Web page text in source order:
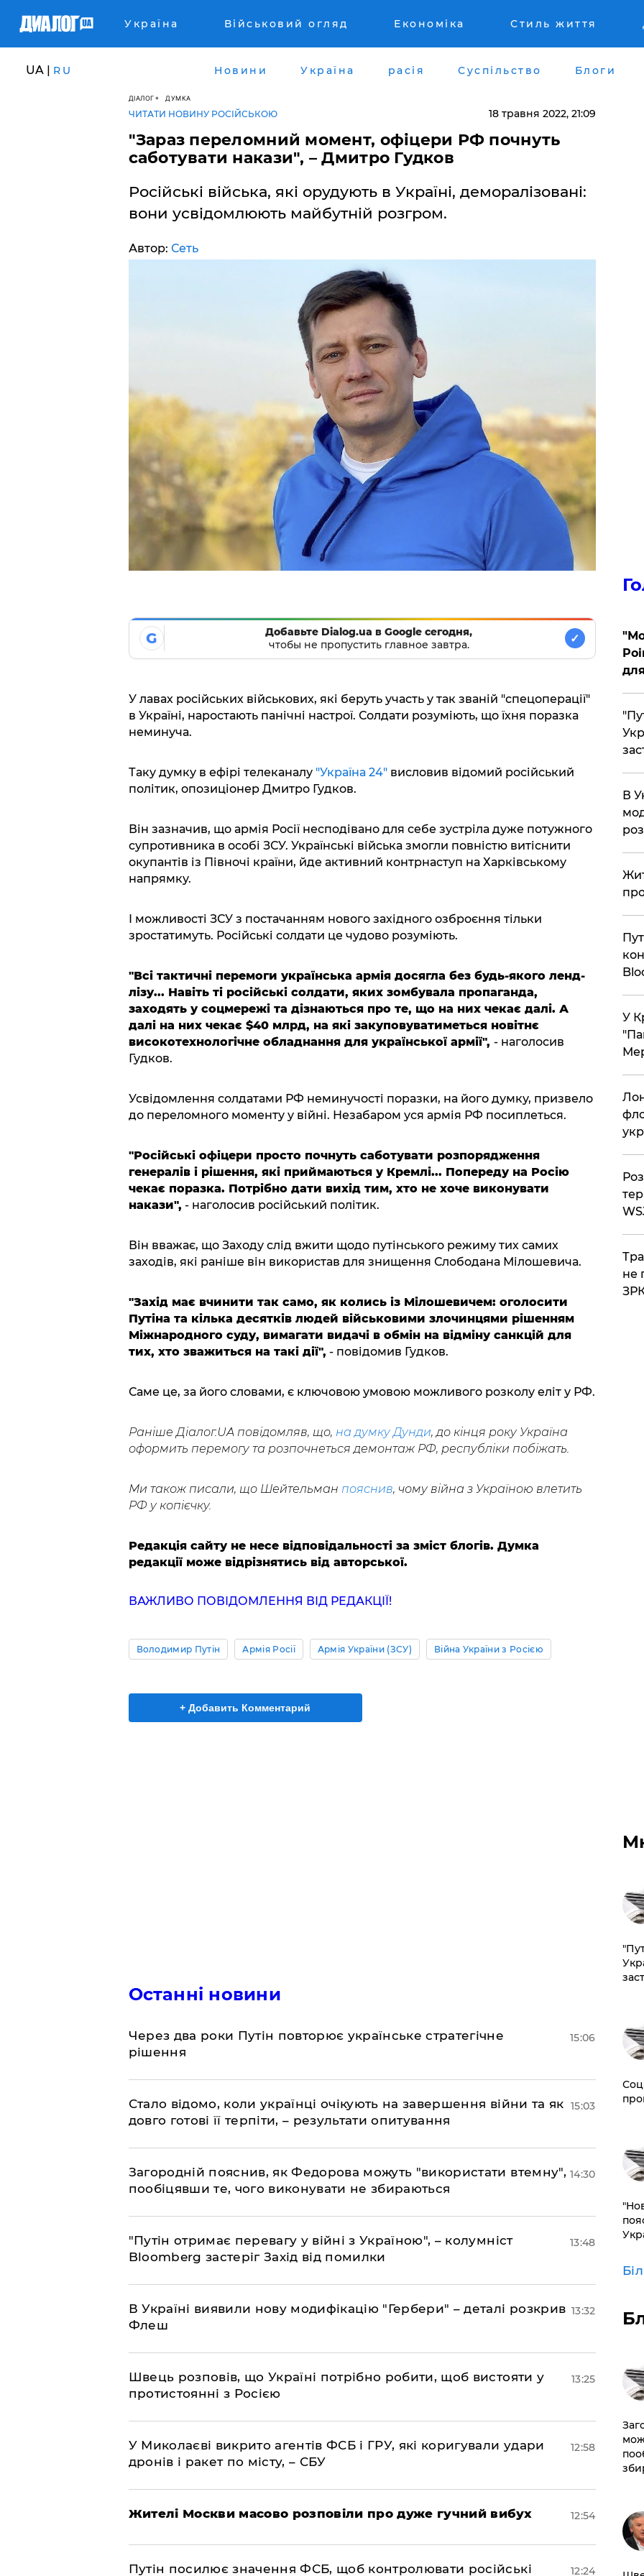
Україна Військовий огляд Економіка Стиль життя
UA | RU Новини Україна расія Суспільство Блоги
ДІАЛОГ ДУМКА
ЧИТАТИ НОВИНУ РОСІЙСЬКОЮ 18 травня 2022, 21:09
"Зараз переломний момент, офіцери РФ почнуть
саботувати накази", – Дмитро Гудков
Російські війська, які орудують в Україні, деморалізовані:
вони усвідомлюють майбутній розгром.
Автор: Сеть
G
Добавьте Dialog.ua в Google сегодня,
чтобы не пропустить главное завтра.
✓
У лавах російських військових, які беруть участь у так званій "спецоперації"
в Україні, наростають панічні настрої. Солдати розуміють, що їхня поразка
неминуча.
Таку думку в ефірі телеканалу "Україна 24"висловив відомий російський
політик, опозиціонер Дмитро Гудков.
Він зазначив, що армія Росії несподівано для себе зустріла дуже потужного
супротивника в особі ЗСУ. Українські війська змогли повністю витіснити
окупантів із Півночі країни, йде активний контрнаступ на Харківському
напрямку.
І можливості ЗСУ з постачанням нового західного озброєння тільки
зростатимуть. Російські солдати це чудово розуміють.
"Всі тактичні перемоги українська армія досягла без будь-якого ленд-
лізу... Навіть ті російські солдати, яких зомбувала пропаганда,
заходять у соцмережі та дізнаються про те, що на них чекає далі. А
далі на них чекає $40 млрд, на які закуповуватиметься новітнє
високотехнологічне обладнання для української армії", - наголосив
Гудков.
Усвідомлення солдатами РФ неминучості поразки, на його думку, призвело
до переломного моменту у війні. Незабаром уся армія РФ посиплеться.
"Російські офіцери просто почнуть саботувати розпорядження
генералів і рішення, які приймаються у Кремлі... Попереду на Росію
чекає поразка. Потрібно дати вихід тим, хто не хоче виконувати
накази", - наголосив російський політик.
Він вважає, що Заходу слід вжити щодо путінського режиму тих самих
заходів, які раніше він використав для знищення Слободана Мілошевича.
"Захід має вчинити так само, як колись із Мілошевичем: оголосити
Путіна та кілька десятків людей військовими злочинцями рішенням
Міжнародного суду, вимагати видачі в обмін на відміну санкцій для
тих, хто зважиться на такі дії", - повідомив Гудков.
Саме це, за його словами, є ключовою умовою можливого розколу еліт у РФ.
Раніше Діалог.UA повідомляв, що, на думку Дунди, до кінця року Україна
оформить перемогу та розпочнеться демонтаж РФ, республіки побіжать.
Ми також писали, що Шейтельман пояснив, чому війна з Україною влетить
РФ у копієчку.
Редакція сайту не несе відповідальності за зміст блогів. Думка
редакції може відрізнятись від авторської.
ВАЖЛИВО ПОВІДОМЛЕННЯ ВІД РЕДАКЦІЇ!
Володимир Путін Армія Росії Армія України (ЗСУ) Війна України з Росією
+ Добавить Комментарий
Останні новини
Через два роки Путін повторює українське стратегічне
рішення
15:06
Стало відомо, коли українці очікують на завершення війни та як
довго готові її терпіти, – результати опитування
15:03
Загородній пояснив, як Федорова можуть "використати втемну",
пообіцявши те, чого виконувати не збираються
14:30
"Путін отримає перевагу у війні з Україною", – колумніст
Bloomberg застеріг Захід від помилки
13:48
В Україні виявили нову модифікацію "Гербери" – деталі розкрив
Флеш
13:32
Швець розповів, що Україні потрібно робити, щоб вистояти у
протистоянні з Росією
13:25
У Миколаєві викрито агентів ФСБ і ГРУ, які коригували удари
дронів і ракет по місту, – СБУ
12:58
Жителі Москви масово розповіли про дуже гучний вибух 12:54
Путін посилює значення ФСБ, щоб контролювати російські 12:24
В
У
не